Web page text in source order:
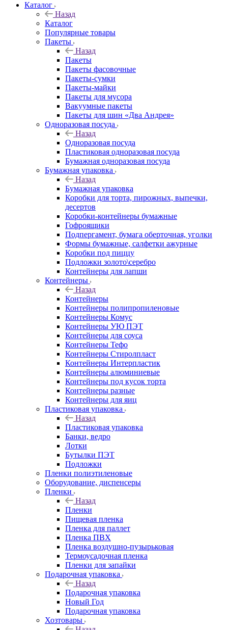
Каталог
Назад
Каталог
Популярные товары
Пакеты
Назад
Пакеты
Пакеты фасовочные
Пакеты-сумки
Пакеты-майки
Пакеты для мусора
Вакуумные пакеты
Пакеты для шин «Два Андрея»
Одноразовая посуда
Назад
Одноразовая посуда
Пластиковая одноразовая посуда
Бумажная одноразовая посуда
Бумажная упаковка
Назад
Бумажная упаковка
Коробки для торта, пирожных, выпечки,
десертов
Коробки-контейнеры бумажные
Гофроящики
Подпергамент, бумага оберточная, уголки
Формы бумажные, салфетки ажурные
Коробки под пиццу
Подложки золото\серебро
Контейнеры для лапши
Контейнеры
Назад
Контейнеры
Контейнеры полипропиленовые
Контейнеры Комус
Контейнеры УЮ ПЭТ
Контейнеры для соуса
Контейнеры Тефо
Контейнеры Стиролпласт
Контейнеры Интерпластик
Контейнеры алюминиевые
Контейнеры под кусок торта
Контейнеры разные
Контейнеры для яиц
Пластиковая упаковка
Назад
Пластиковая упаковка
Банки, ведро
Лотки
Бутылки ПЭТ
Подложки
Пленки полиэтиленовые
Оборудование, диспенсеры
Пленки
Назад
Пленки
Пищевая пленка
Пленка для паллет
Пленка ПВХ
Пленка воздушно-пузырьковая
Термоусадочная пленка
Пленки для запайки
Подарочная упаковка
Назад
Подарочная упаковка
Новый Год
Подарочная упаковка
Хозтовары